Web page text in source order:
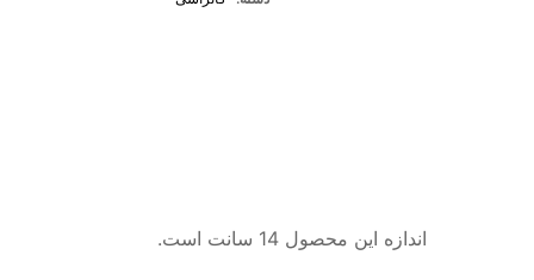
اندازه این محصول 14 سانت است.